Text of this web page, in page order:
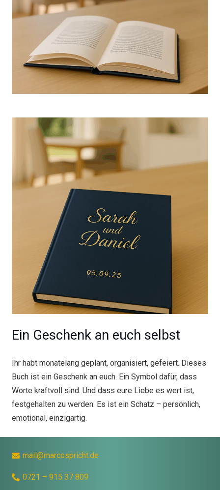
Ein Geschenk an euch selbst
Ihr habt monatelang geplant, organisiert, gefeiert. Dieses
Buch ist ein Geschenk an euch. Ein Symbol dafür, dass
Worte kraftvoll sind. Und dass eure Liebe es wert ist,
festgehalten zu werden. Es ist ein Schatz – persönlich,
emotional, einzigartig.
mail@marcospricht.de
0721 – 915 37 809